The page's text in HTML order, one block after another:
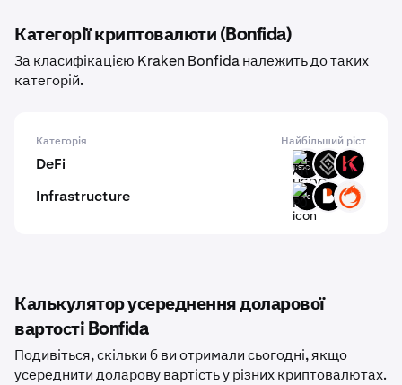
Категорії криптовалюти (Bonfida)
За класифікацією Kraken Bonfida належить до таких
категорій.
Категорія Найбільший ріст
DeFi ARM-
USDC DECT KAR
Infrastructure P0 BICO ON
Калькулятор усереднення доларової
вартості Bonfida
Подивіться, скільки б ви отримали сьогодні, якщо
усереднити доларову вартість у різних криптовалютах.